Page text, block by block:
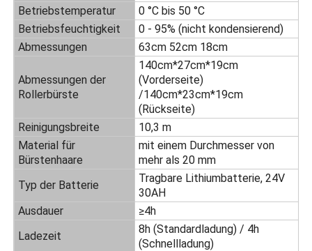
Sonnenkollektor-Rotationsbürste
Sonnenkollektor-Waschmaschine
Solarpanel-Walzbürste
Reinigungswerkzeuge für Solarzellen
Sonnenkollektorwaschgeräte
Betriebstemperatur
0 °C bis 50 °C
Betriebsfeuchtigkeit
0 - 95% (nicht kondensierend)
Abmessungen
63cm 52cm 18cm
Abmessungen der
Rollerbürste
140cm*27cm*19cm
(Vorderseite)
/140cm*23cm*19cm
(Rückseite)
Reinigungsbreite
10,3 m
Material für
Bürstenhaare
mit einem Durchmesser von
mehr als 20 mm
Typ der Batterie
Tragbare Lithiumbatterie, 24V
30AH
Ausdauer
≥4h
Ladezeit
8h (Standardladung) / 4h
(Schnellladung)